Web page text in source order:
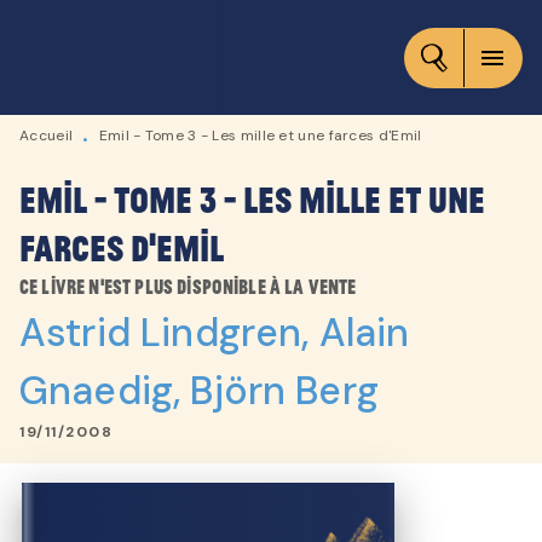
CONTENU
menu
Accueil • Emil - Tome 3 - Les mille et une farces d'Emil
Emil - Tome 3 - Les mille et une
farces d'Emil
Ce livre n'est plus disponible à la vente
Astrid Lindgren, Alain
Gnaedig, Björn Berg
19/11/2008